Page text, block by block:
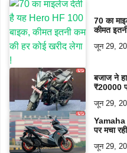
70 का
कीमत
जून 29,
बजाज ने
₹20000
जून 29,
Yamaha
पर मचा
जून 29,